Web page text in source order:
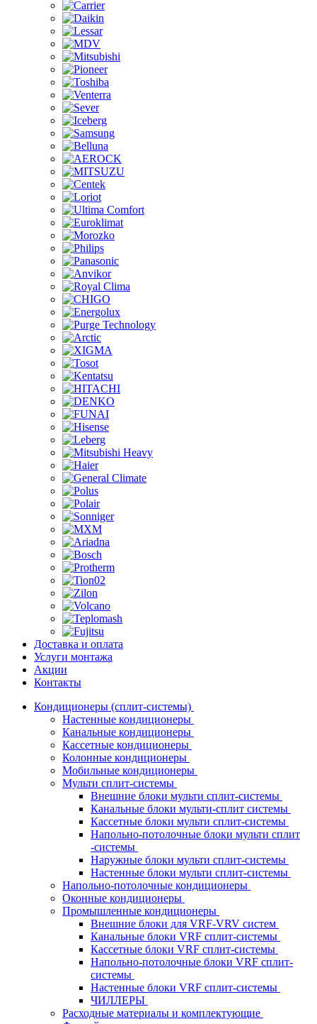
Доставка и оплата
Услуги монтажа
Акции
Контакты
Кондиционеры (сплит-системы)
Настенные кондиционеры
Канальные кондиционеры
Кассетные кондиционеры
Колонные кондиционеры
Мобильные кондиционеры
Мульти сплит-системы
Внешние блоки мульти сплит-системы
Канальные блоки мульти-сплит системы
Кассетные блоки мульти сплит-системы
Напольно-потолочные блоки мульти сплит
-системы
Наружные блоки мульти сплит-системы
Настенные блоки мульти сплит-системы
Напольно-потолочные кондиционеры
Оконные кондиционеры
Промышленные кондиционеры
Внешние блоки для VRF-VRV систем
Канальные блоки VRF сплит-системы
Кассетные блоки VRF сплит-системы
Напольно-потолочные блоки VRF сплит-
системы
Настенные блоки VRF сплит-системы
ЧИЛЛЕРЫ
Расходные материалы и комплектующие